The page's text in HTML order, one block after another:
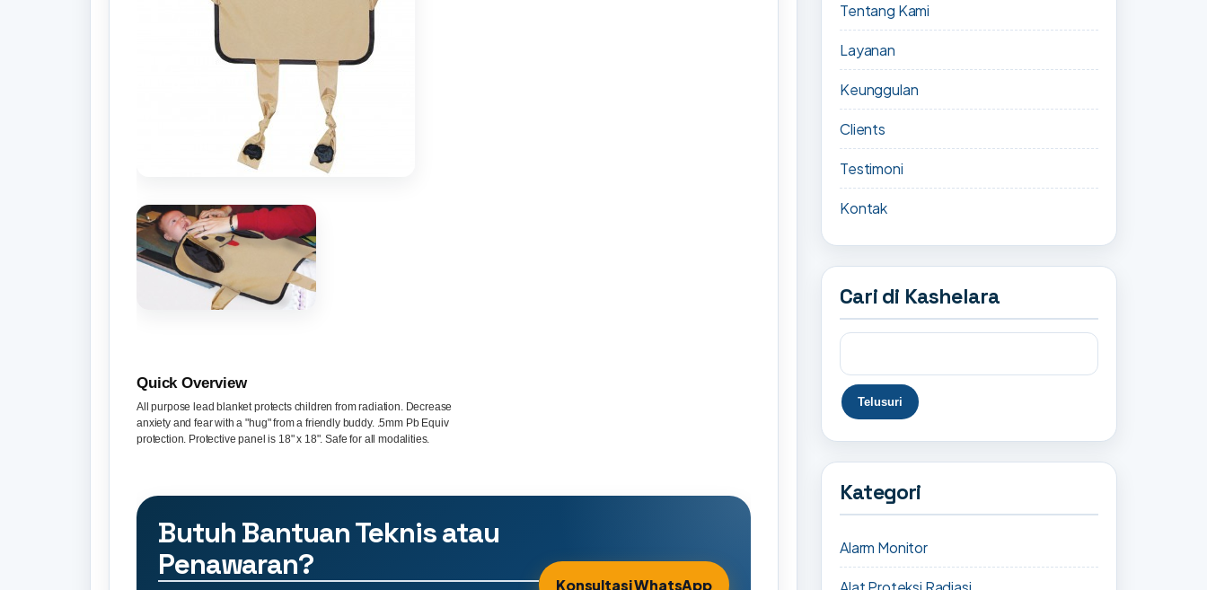
Quick Overview
All purpose lead blanket protects children from radiation. Decrease
anxiety and fear with a "hug" from a friendly buddy. .5mm Pb Equiv
protection. Protective panel is 18" x 18". Safe for all modalities.
Butuh Bantuan Teknis atau
Penawaran?
Konsultasi WhatsApp
Tentang Kami
Layanan
Keunggulan
Clients
Testimoni
Kontak
Cari di Kashelara
Kategori
Alarm Monitor